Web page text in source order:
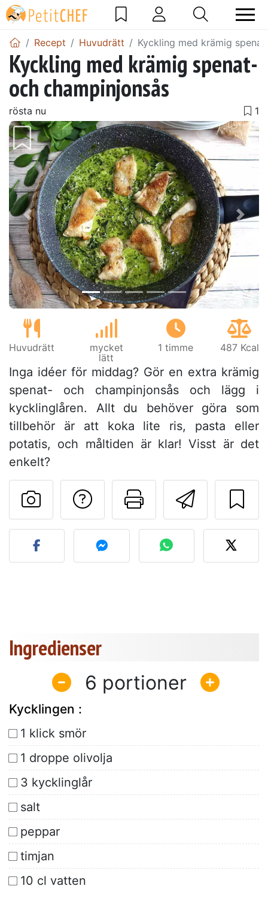
Recept Huvudrätt Kyckling med krämig
Kyckling med krämig spenat-
och champinjonsås
rösta nu
Föregående
Huvudrätt
mycket
lätt
1 timme 487 Kcal
Inga idéer för middag? Gör en extra krämig
spenat- och champinjonsås och lägg i
kycklinglåren. Allt du behöver göra som
tillbehör är att koka lite ris, pasta eller
potatis, och måltiden är klar! Visst är det
enkelt?
Skriv ut
Ställa en fråga till
Lägg upp ditt foto av
Ingredienser
6
Kycklingen :
1 klick smör
1 droppe olivolja
3 kycklinglår
salt
peppar
timjan
10 cl vatten